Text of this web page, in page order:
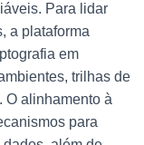
Para lidar
a plataforma
em
trilhas de
. O alinhamento à
para